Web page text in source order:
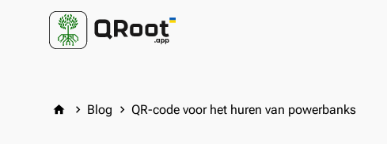
home keyboard_arrow_right Blog keyboard_arrow_right QR-code voor het huren van powerbanks